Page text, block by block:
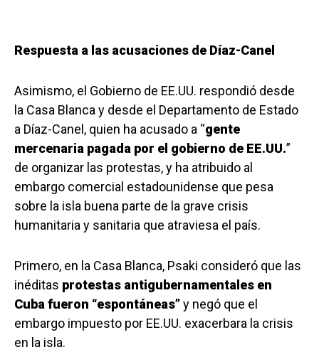
Respuesta a las acusaciones de Díaz-Canel
Asimismo, el Gobierno de EE.UU. respondió desde
la Casa Blanca y desde el Departamento de Estado
a Díaz-Canel, quien ha acusado a “gente
mercenaria pagada por el gobierno de EE.UU.”
de organizar las protestas, y ha atribuido al
embargo comercial estadounidense que pesa
sobre la isla buena parte de la grave crisis
humanitaria y sanitaria que atraviesa el país.
Primero, en la Casa Blanca, Psaki consideró que las
inéditas protestas antigubernamentales en
Cuba fueron “espontáneas”y negó que el
embargo impuesto por EE.UU. exacerbara la crisis
en la isla.